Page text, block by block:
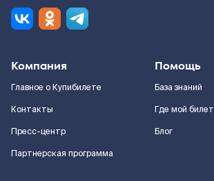
Компания
Главное о Купибилете
Контакты
Пресс-центр
Партнерская программа
Помощь
База знаний
Где мой билет
Блог